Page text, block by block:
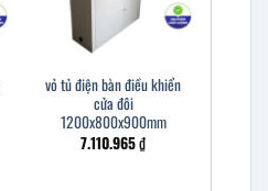
vỏ tủ điện bàn điều khiển
cửa đôi
1200x800x900mm
7.110.965₫